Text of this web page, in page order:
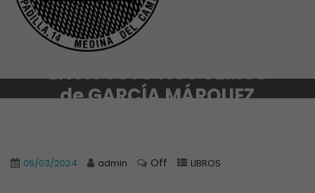
EN AGOSTO NOS VEMOS
de GARCÍA MÁRQUEZ
05/03/2024 admin Off LIBROS